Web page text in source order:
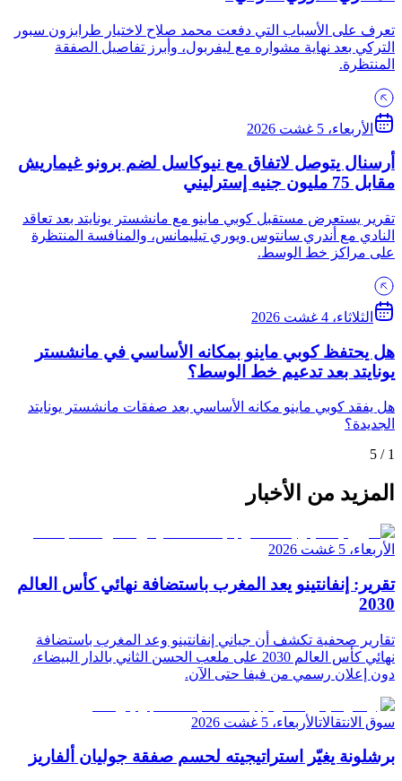
تعرف على الأسباب التي دفعت محمد صلاح لاختيار طرابزون سبور
التركي بعد نهاية مشواره مع ليفربول، وأبرز تفاصيل الصفقة
المنتظرة.
الأربعاء، 5 غشت 2026
أرسنال يتوصل لاتفاق مع نيوكاسل لضم برونو غيماريش
مقابل 75 مليون جنيه إسترليني
تقرير يستعرض مستقبل كوبي ماينو مع مانشستر يونايتد بعد تعاقد
النادي مع أندري سانتوس ويوري تيليمانس، والمنافسة المنتظرة
على مراكز خط الوسط.
الثلاثاء، 4 غشت 2026
هل يحتفظ كوبي ماينو بمكانه الأساسي في مانشستر
يونايتد بعد تدعيم خط الوسط؟
هل يفقد كوبي ماينو مكانه الأساسي بعد صفقات مانشستر يونايتد
الجديدة؟
1
/
5
المزيد من الأخبار
الأربعاء، 5 غشت 2026
تقرير: إنفانتينو يعد المغرب باستضافة نهائي كأس العالم
2030
تقارير صحفية تكشف أن جياني إنفانتينو وعد المغرب باستضافة
نهائي كأس العالم 2030 على ملعب الحسن الثاني بالدار البيضاء،
دون إعلان رسمي من فيفا حتى الآن.
سوق الانتقالاتالأربعاء، 5 غشت 2026
برشلونة يغيّر استراتيجيته لحسم صفقة جوليان ألفاريز